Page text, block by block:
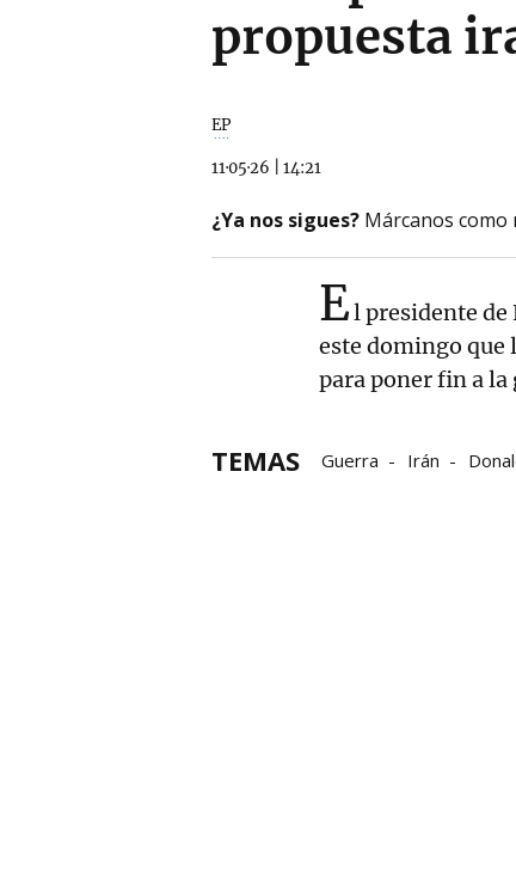
propuesta
EP
11·05·26 14:21
¿Ya nos sigues? Márcanos
El presidente de
este domingo que
para poner fin a
TEMAS Guerra Irán